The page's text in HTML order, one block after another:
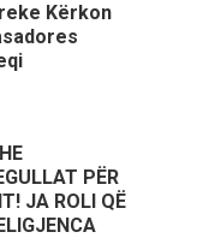
Kërkon
PËR
JA ROLI QË